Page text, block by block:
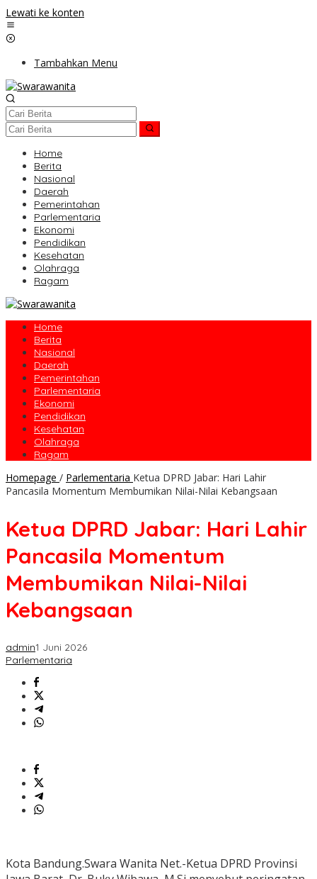
Lewati ke konten
Tambahkan Menu
Home
Berita
Nasional
Daerah
Pemerintahan
Parlementaria
Ekonomi
Pendidikan
Kesehatan
Olahraga
Ragam
Home
Berita
Nasional
Daerah
Pemerintahan
Parlementaria
Ekonomi
Pendidikan
Kesehatan
Olahraga
Ragam
Homepage / Parlementaria Ketua DPRD Jabar: Hari Lahir
Pancasila Momentum Membumikan Nilai-Nilai Kebangsaan
Ketua DPRD Jabar: Hari Lahir
Pancasila Momentum
Membumikan Nilai-Nilai
Kebangsaan
admin1 Juni 2026
Parlementaria
Kota Bandung.Swara Wanita Net.-Ketua DPRD Provinsi